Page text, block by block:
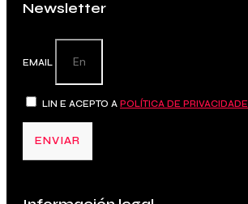
Newsletter
EMAIL
LIN E ACEPTO A POLÍTICA DE PRIVACIDADE
ENVIAR